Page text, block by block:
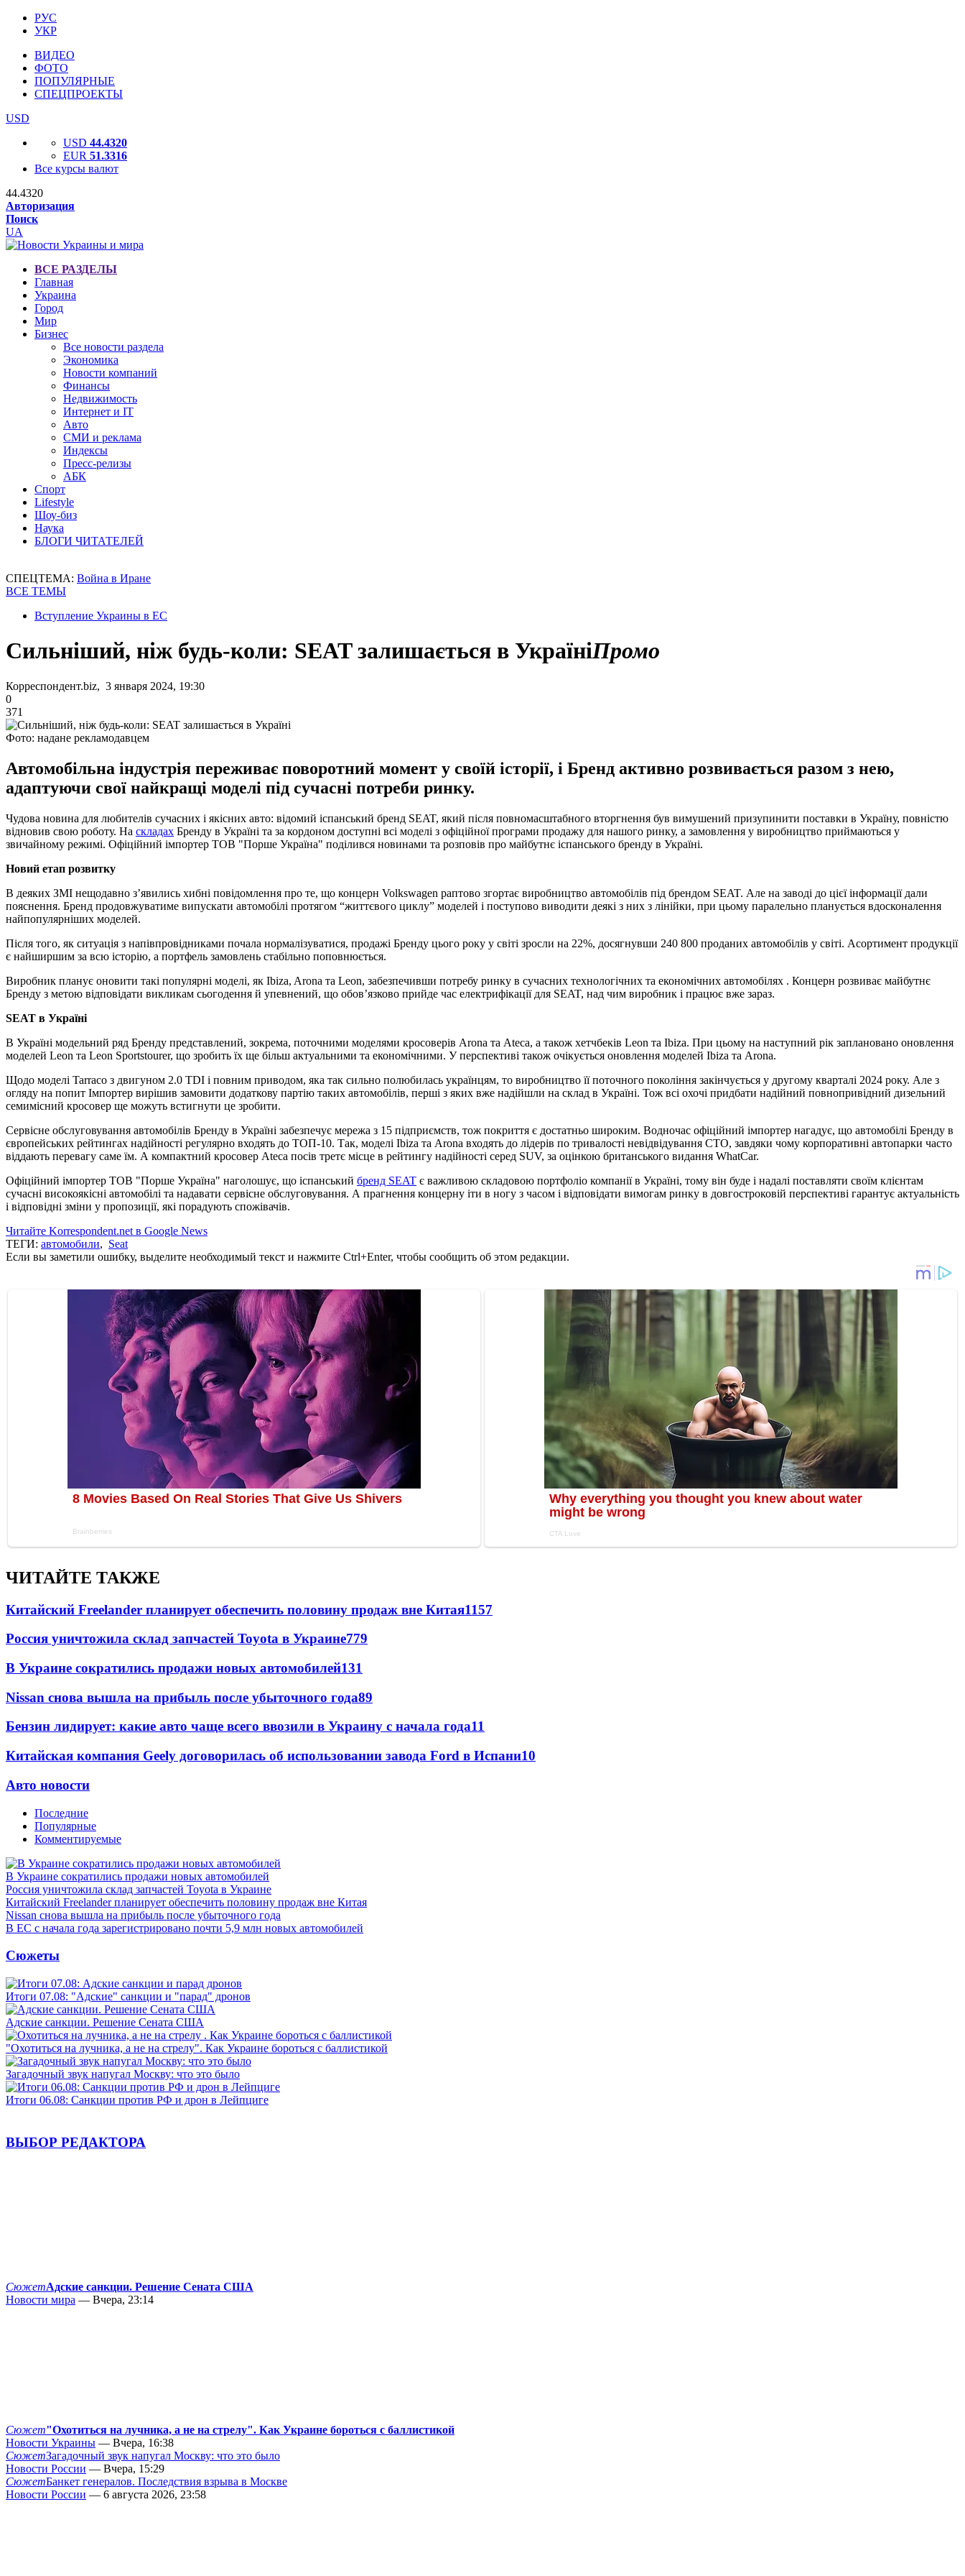
РУС
УКР
ВИДЕО
ФОТО
ПОПУЛЯРНЫЕ
СПЕЦПРОЕКТЫ
USD
USD 44.4320
EUR 51.3316
Все курсы валют
44.4320
Авторизация
Поиск
UA
ВСЕ РАЗДЕЛЫ
Главная
Украина
Город
Мир
Бизнес
Все новости раздела
Экономика
Новости компаний
Финансы
Недвижимость
Интернет и IT
Авто
СМИ и реклама
Индексы
Пресс-релизы
АБК
Спорт
Lifestyle
Шоу-биз
Наука
БЛОГИ ЧИТАТЕЛЕЙ
СПЕЦТЕМА: Война в Иране
ВСЕ ТЕМЫ
Вступление Украины в ЕС
Сильніший, ніж будь-коли: SEAT залишається в УкраїніПромо
Корреспондент.biz, 3 января 2024, 19:30
0
371
Фото: надане рекламодавцем
Автомобільна індустрія переживає поворотний момент у своїй історії, і Бренд активно розвивається разом з нею,
адаптуючи свої найкращі моделі під сучасні потреби ринку.
Чудова новина для любителів сучасних і якісних авто: відомий іспанський бренд SEAT, який після повномасштабного вторгнення був вимушений призупинити поставки в Україну, повністю
відновив свою роботу. На складах Бренду в Україні та за кордоном доступні всі моделі з офіційної програми продажу для нашого ринку, а замовлення у виробництво приймаються у
звичайному режимі. Офіційний імпортер ТОВ "Порше Україна" поділився новинами та розповів про майбутнє іспанського бренду в Україні.
Новий етап розвитку
В деяких ЗМІ нещодавно з’явились хибні повідомлення про те, що концерн Volkswagen раптово згортає виробництво автомобілів під брендом SEAT. Але на заводі до цієї інформації дали
пояснення. Бренд продовжуватиме випускати автомобілі протягом “життєвого циклу” моделей і поступово виводити деякі з них з лінійки, при цьому паралельно планується вдосконалення
найпопулярніших моделей.
Після того, як ситуація з напівпровідниками почала нормалізуватися, продажі Бренду цього року у світі зросли на 22%, досягнувши 240 800 проданих автомобілів у світі. Асортимент продукції
є найширшим за всю історію, а портфель замовлень стабільно поповнюється.
Виробник планує оновити такі популярні моделі, як Ibiza, Arona та Leon, забезпечивши потребу ринку в сучасних технологічних та економічних автомобілях . Концерн розвиває майбутнє
Бренду з метою відповідати викликам сьогодення й упевнений, що обов’язково прийде час електрифікації для SEAT, над чим виробник і працює вже зараз.
SEAT в Україні
В Україні модельний ряд Бренду представлений, зокрема, поточними моделями кросоверів Arona та Ateca, а також хетчбеків Leon та Ibiza. При цьому на наступний рік заплановано оновлення
моделей Leon та Leon Sportstourer, що зробить їх ще більш актуальними та економічними. У перспективі також очікується оновлення моделей Ibiza та Arona.
Щодо моделі Tarraco з двигуном 2.0 TDI і повним приводом, яка так сильно полюбилась українцям, то виробництво її поточного покоління закінчується у другому кварталі 2024 року. Але з
огляду на попит Імпортер вирішив замовити додаткову партію таких автомобілів, перші з яких вже надійшли на склад в Україні. Тож всі охочі придбати надійний повнопривідний дизельний
семимісний кросовер ще можуть встигнути це зробити.
Сервісне обслуговування автомобілів Бренду в Україні забезпечує мережа з 15 підприємств, тож покриття є достатньо широким. Водночас офіційний імпортер нагадує, що автомобілі Бренду в
європейських рейтингах надійності регулярно входять до ТОП-10. Так, моделі Ibiza та Arona входять до лідерів по тривалості невідвідування СТО, завдяки чому корпоративні автопарки часто
віддають перевагу саме їм. А компактний кросовер Ateca посів третє місце в рейтингу надійності серед SUV, за оцінкою британського видання WhatCar.
Офіційний імпортер ТОВ "Порше Україна" наголошує, що іспанський бренд SEAT є важливою складовою портфоліо компанії в Україні, тому він буде і надалі поставляти своїм клієнтам
сучасні високоякісні автомобілі та надавати сервісне обслуговування. А прагнення концерну іти в ногу з часом і відповідати вимогам ринку в довгостроковій перспективі гарантує актуальність
і відповідні зміни у пропозиції, які порадують спожівачів.
Читайте Korrespondent.net в Google News
ТЕГИ: автомобили, Seat
Если вы заметили ошибку, выделите необходимый текст и нажмите Ctrl+Enter, чтобы сообщить об этом редакции.
ЧИТАЙТЕ ТАКЖЕ
Китайский Freelander планирует обеспечить половину продаж вне Китая1157
Россия уничтожила склад запчастей Toyota в Украине779
В Украине сократились продажи новых автомобилей131
Nissan снова вышла на прибыль после убыточного года89
Бензин лидирует: какие авто чаще всего ввозили в Украину с начала года11
Китайская компания Geely договорилась об использовании завода Ford в Испани10
Авто новости
Последние
Популярные
Комментируемые
В Украине сократились продажи новых автомобилей
Россия уничтожила склад запчастей Toyota в Украине
Китайский Freelander планирует обеспечить половину продаж вне Китая
Nissan снова вышла на прибыль после убыточного года
В ЕС с начала года зарегистрировано почти 5,9 млн новых автомобилей
Сюжеты
Итоги 07.08: "Адские" санкции и "парад" дронов
Адские санкции. Решение Сената США
"Охотиться на лучника, а не на стрелу". Как Украине бороться с баллистикой
Загадочный звук напугал Москву: что это было
Итоги 06.08: Санкции против РФ и дрон в Лейпциге
ВЫБОР РЕДАКТОРА
СюжетАдские санкции. Решение Сената США
Новости мира — Вчера, 23:14
Сюжет"Охотиться на лучника, а не на стрелу". Как Украине бороться с баллистикой
Новости Украины — Вчера, 16:38
СюжетЗагадочный звук напугал Москву: что это было
Новости России — Вчера, 15:29
СюжетБанкет генералов. Последствия взрыва в Москве
Новости России — 6 августа 2026, 23:58